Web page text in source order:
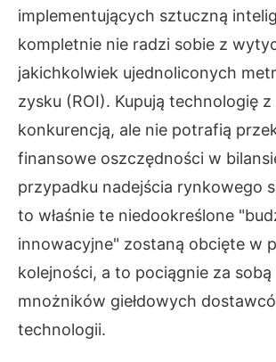
implementujących sztuczną
kompletnie nie radzi sobie z
jakichkolwiek ujednoliconych
zysku (ROI). Kupują technologię
konkurencją, ale nie potrafią
finansowe oszczędności w
przypadku nadejścia rynkowego
to właśnie te niedookreślone
innowacyjne" zostaną obcięte w
kolejności, a to pociągnie za sobą
mnożników giełdowych
technologii.